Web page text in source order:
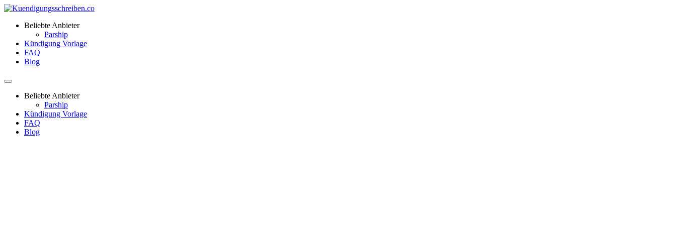
Beliebte Anbieter
Parship
Kündigung Vorlage
FAQ
Blog
Beliebte Anbieter
Parship
Kündigung Vorlage
FAQ
Blog